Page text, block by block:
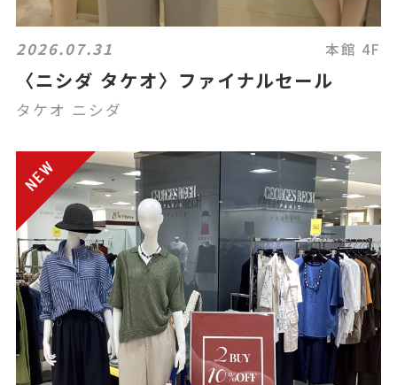
2026.07.31 本館 4F
〈ニシダ タケオ〉ファイナルセール
タケオ ニシダ